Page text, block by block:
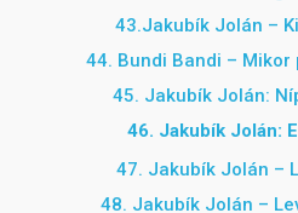
43.Jakubík Jolán –
44. Bundi Bandi – Mikor
45. Jakubík Jolán:
46. Jakubík Jolán:
47. Jakubík Jolán –
48. Jakubík Jolán –